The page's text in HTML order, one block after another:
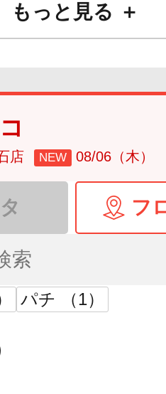
もっと見る ＋
店 NEW 08/06（木）
フ
パチ （1）